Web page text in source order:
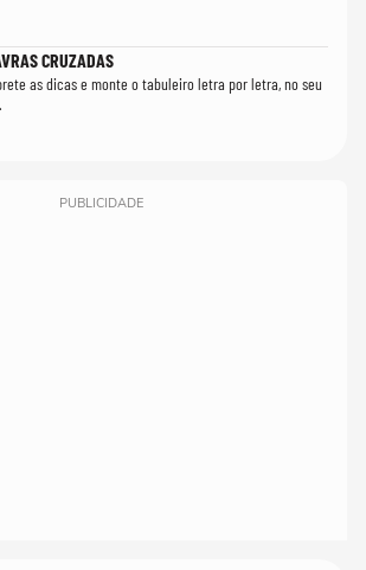
CRUZADAS
as dicas e monte o tabuleiro letra por letra, no seu
PUBLICIDADE